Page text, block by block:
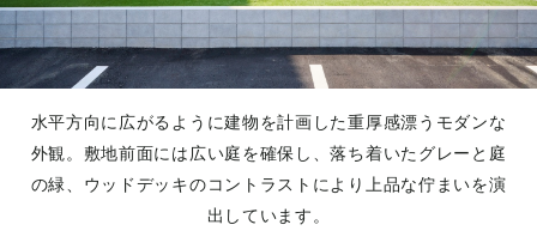
水平方向に広がるように建物を計画した重厚感漂うモダンな
外観。敷地前面には広い庭を確保し、落ち着いたグレーと庭
の緑、ウッドデッキのコントラストにより上品な佇まいを演
出しています。